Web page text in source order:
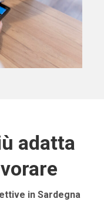
adatta
in Sardegna